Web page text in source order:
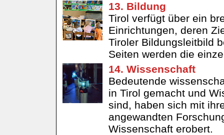
13. Bildung
Tirol verfügt über ein
Einrichtungen, deren
Tiroler Bildungsleitbild
Seiten werden die
14. Wissenschaft
Bedeutende
in Tirol gemacht und
sind, haben sich mit
angewandten
Wissenschaft erobert.